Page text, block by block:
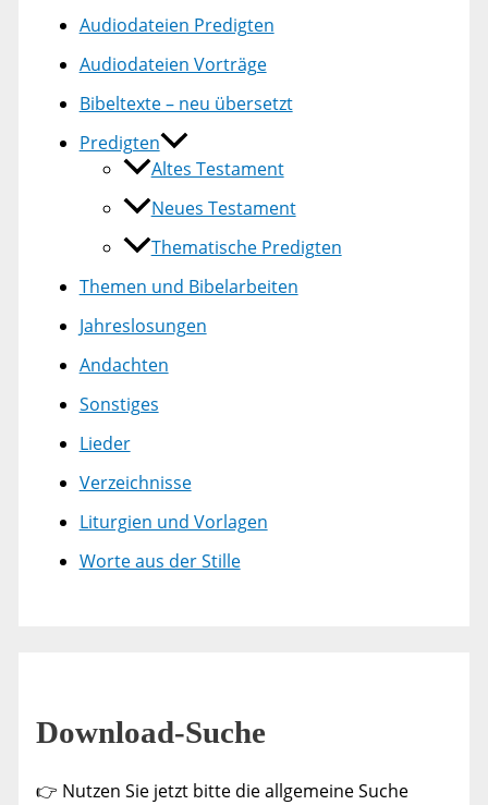
Audiodateien Predigten
Audiodateien Vorträge
Bibeltexte – neu übersetzt
Predigten
Altes Testament
Neues Testament
Thematische Predigten
Themen und Bibelarbeiten
Jahreslosungen
Andachten
Sonstiges
Lieder
Verzeichnisse
Liturgien und Vorlagen
Worte aus der Stille
Download-Suche
👉 Nutzen Sie jetzt bitte die allgemeine Suche